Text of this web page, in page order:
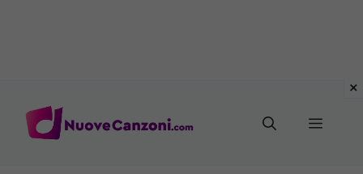
Menu